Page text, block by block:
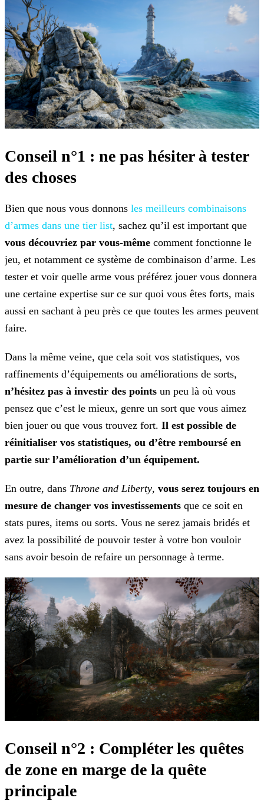
Conseil n°1 : ne pas hésiter à tester
des choses
Bien que nous vous donnons les meilleurs combinaisons
d’armes dans une tier list, sachez qu’il est important que
vous découvriez par vous-même comment fonctionne le
jeu, et notamment ce système de combinaison d’arme. Les
tester et voir quelle arme vous préférez jouer vous donnera
une certaine expertise sur ce sur quoi vous êtes forts, mais
aussi en sachant à peu près ce que toutes les armes peuvent
faire.
Dans la même veine, que cela soit vos statistiques, vos
raffinements d’équipements ou améliorations de sorts,
n’hésitez pas à investir des points un peu là où vous
pensez que c’est le mieux, genre un sort que vous aimez
bien jouer ou que vous trouvez fort. Il est possible de
réinitialiser vos statistiques, ou d’être remboursé en
partie sur l’amélioration d’un équipement.
En outre, dans Throne and Liberty, vous serez toujours en
mesure de changer vos investissements que ce soit en
stats pures, items ou sorts. Vous ne serez jamais bridés et
avez la possibilité de pouvoir tester à votre bon vouloir
sans avoir besoin de refaire un personnage à terme.
Conseil n°2 : Compléter les quêtes
de zone en marge de la quête
principale